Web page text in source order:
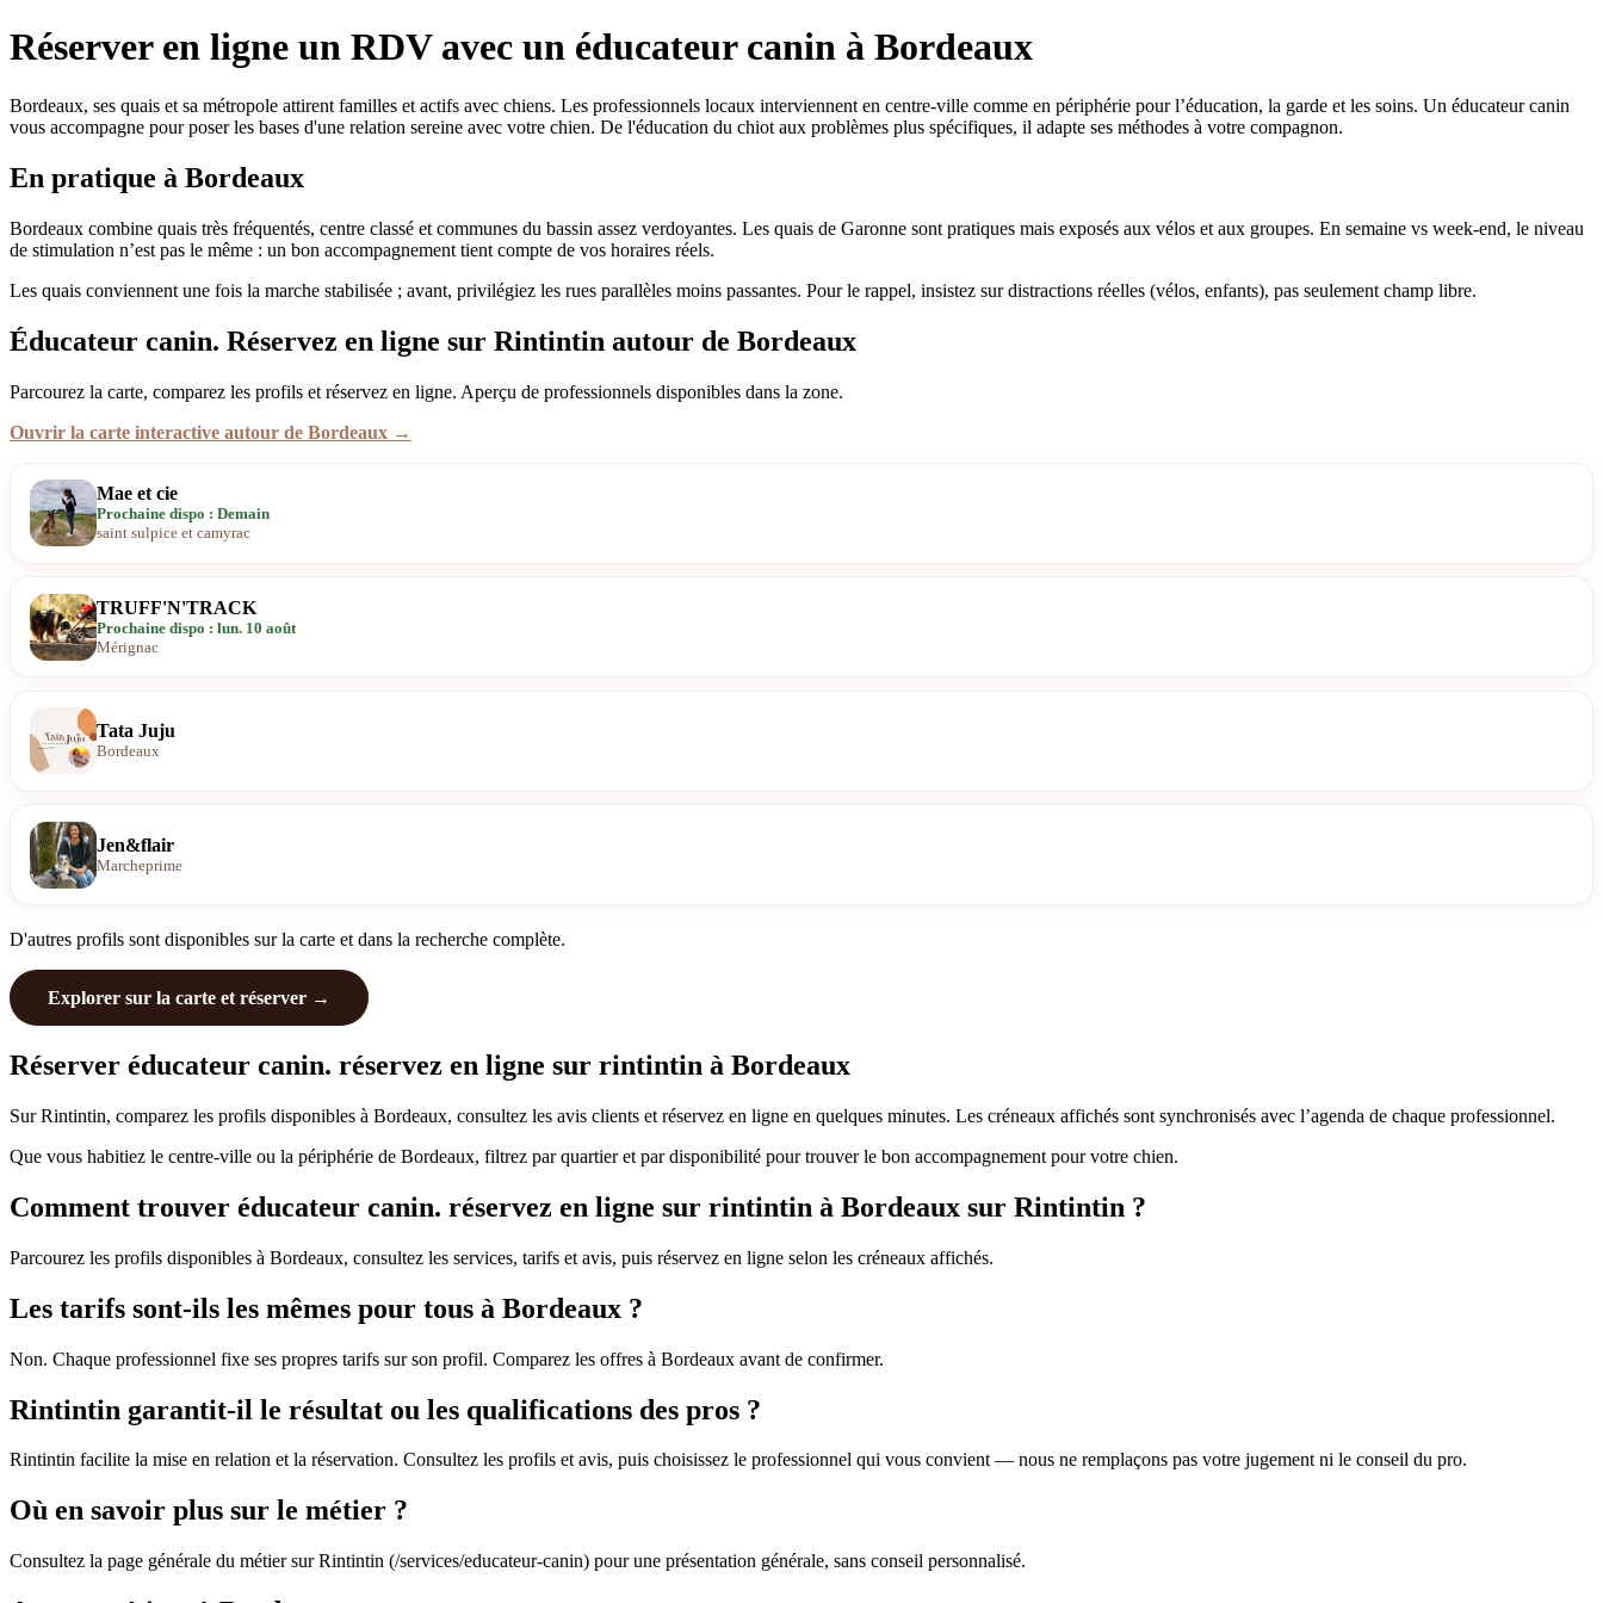
Réserver en ligne un RDV avec un éducateur canin à Bordeaux
Bordeaux, ses quais et sa métropole attirent familles et actifs avec chiens. Les professionnels locaux interviennent en centre-ville comme en périphérie pour l’éducation, la garde et les soins. Un éducateur canin
vous accompagne pour poser les bases d'une relation sereine avec votre chien. De l'éducation du chiot aux problèmes plus spécifiques, il adapte ses méthodes à votre compagnon.
En pratique à Bordeaux
Bordeaux combine quais très fréquentés, centre classé et communes du bassin assez verdoyantes. Les quais de Garonne sont pratiques mais exposés aux vélos et aux groupes. En semaine vs week-end, le niveau
de stimulation n’est pas le même : un bon accompagnement tient compte de vos horaires réels.
Les quais conviennent une fois la marche stabilisée ; avant, privilégiez les rues parallèles moins passantes. Pour le rappel, insistez sur distractions réelles (vélos, enfants), pas seulement champ libre.
Éducateur canin. Réservez en ligne sur Rintintin autour de Bordeaux
Parcourez la carte, comparez les profils et réservez en ligne. Aperçu de professionnels disponibles dans la zone.
Ouvrir la carte interactive autour de Bordeaux →
Mae et cie
Prochaine dispo : Demain
saint sulpice et camyrac
TRUFF'N'TRACK
Prochaine dispo : lun. 10 août
Mérignac
Tata Juju
Bordeaux
Jen&flair
Marcheprime
D'autres profils sont disponibles sur la carte et dans la recherche complète.
Explorer sur la carte et réserver →
Réserver éducateur canin. réservez en ligne sur rintintin à Bordeaux
Sur Rintintin, comparez les profils disponibles à Bordeaux, consultez les avis clients et réservez en ligne en quelques minutes. Les créneaux affichés sont synchronisés avec l’agenda de chaque professionnel.
Que vous habitiez le centre-ville ou la périphérie de Bordeaux, filtrez par quartier et par disponibilité pour trouver le bon accompagnement pour votre chien.
Comment trouver éducateur canin. réservez en ligne sur rintintin à Bordeaux sur Rintintin ?
Parcourez les profils disponibles à Bordeaux, consultez les services, tarifs et avis, puis réservez en ligne selon les créneaux affichés.
Les tarifs sont-ils les mêmes pour tous à Bordeaux ?
Non. Chaque professionnel fixe ses propres tarifs sur son profil. Comparez les offres à Bordeaux avant de confirmer.
Rintintin garantit-il le résultat ou les qualifications des pros ?
Rintintin facilite la mise en relation et la réservation. Consultez les profils et avis, puis choisissez le professionnel qui vous convient — nous ne remplaçons pas votre jugement ni le conseil du pro.
Où en savoir plus sur le métier ?
Consultez la page générale du métier sur Rintintin (/services/educateur-canin) pour une présentation générale, sans conseil personnalisé.